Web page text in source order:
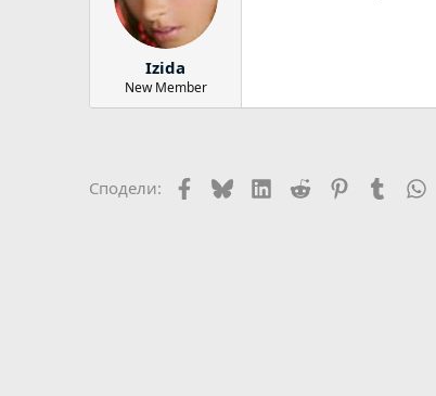
Izida
New Member
Сподели: Facebook
BlueskyLinkedIn
Reddit PinterestTumblr